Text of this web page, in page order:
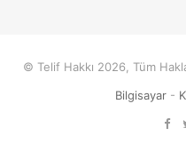
© Telif Hakkı 2026, Tüm
Bilgisayar -